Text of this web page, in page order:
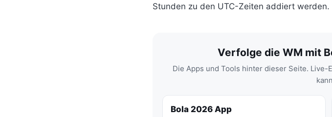
Stunden zu den UTC-Zeiten addiert werden.
Verfolge die WM mit
Die Apps und Tools hinter dieser Seite.
Bola 2026 App